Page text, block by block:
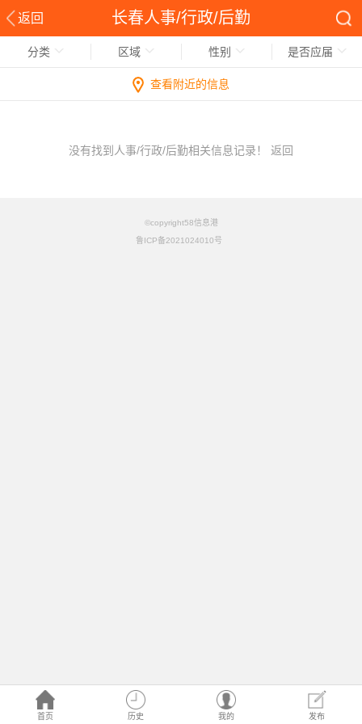
返回 长春人事/行政/后勤
首页 历史 我的 发布
分类 区域 性别 是否应届
查看附近的信息
没有找到人事/行政/后勤相关信息记录！ 返回
©copyright58信息港
鲁ICP备2021024010号